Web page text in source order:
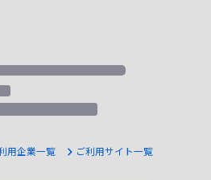
用企業一覧 ご利用サイト一覧